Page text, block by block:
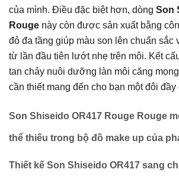
của mình. Điều đặc biệt hơn, dòng Son
Rouge này còn được sản xuất bằng
đỏ đa tầng giúp màu son lên chuẩn sắc
từ lần đầu tiên lướt nhẹ trên môi. Kết
tan chảy nuôi dưỡng làn môi căng
cần thiết mang đến cho bạn một đôi đầy
Son Shiseido OR417 Rouge Rouge
thể thiếu trong bộ đồ make up của
Thiết kế Son Shiseido OR417 sang